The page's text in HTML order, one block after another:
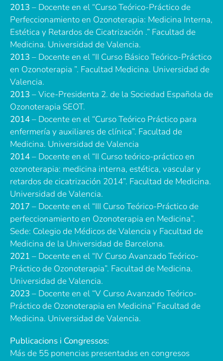
2013 – Docente en el “Curso Teórico-Práctico de
Perfeccionamiento en Ozonoterapia: Medicina Interna,
Estética y Retardos de Cicatrización .” Facultad de
Medicina. Universidad de Valencia.
2013 – Docente en el “II Curso Básico Teórico-Práctico
en Ozonoterapia ”. Facultad Medicina. Universidad de
Valencia.
2013 – Vice-Presidenta 2. de la Sociedad Española de
Ozonoterapia SEOT.
2014– Docente en el “Curso Teórico Práctico para
enfermería y auxiliares de clínica”. Facultad de
Medicina. Universidad de Valencia
2014– Docente en el “II Curso teórico-práctico en
ozonoterapia: medicina interna, estética, vascular y
retardos de cicatrización 2014”. Facultad de Medicina.
Universidad de Valencia.
2017 – Docente en el “III Curso Teórico-Práctico de
perfeccionamiento en Ozonoterapia en Medicina”.
Sede: Colegio de Médicos de Valencia y Facultad de
Medicina de la Universidad de Barcelona.
2021 – Docente en el “IV Curso Avanzado Teórico-
Práctico de Ozonoterapia”. Facultad de Medicina.
Universidad de Valencia.
2023 – Docente en el “V Curso Avanzado Teórico-
Práctico de Ozonoterapia en Medicina” Facultad de
Medicina. Universidad de Valencia.
Publicacions i Congressos:
Más de 55 ponencias presentadas en congresos